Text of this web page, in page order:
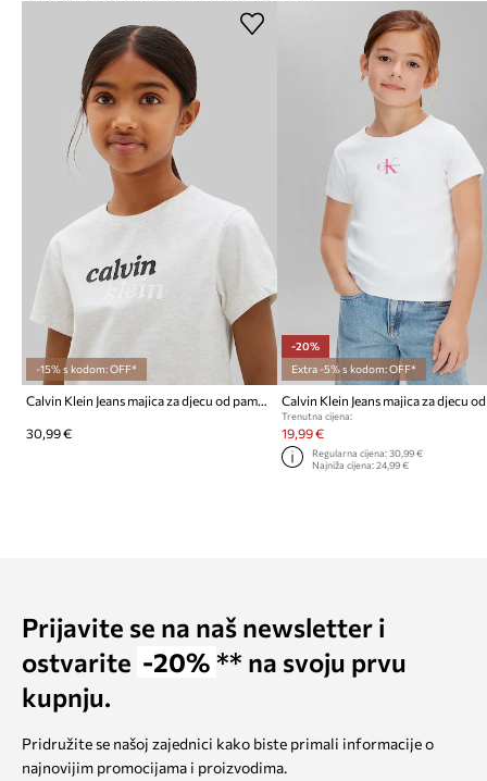
-15% s kodom: OFF*
Calvin Klein Jeans majica za djecu od pamuka
30,99 €
-20%
Extra -5% s kodom: OFF*
Trenutna cijena:
19,99 €
Regularna cijena: 30,99 €
Najniža cijena: 24,99 €
Prijavite se na naš newsletter i
ostvarite -20% ** na svoju prvu
kupnju.
Pridružite se našoj zajednici kako biste primali informacije o
najnovijim promocijama i proizvodima.